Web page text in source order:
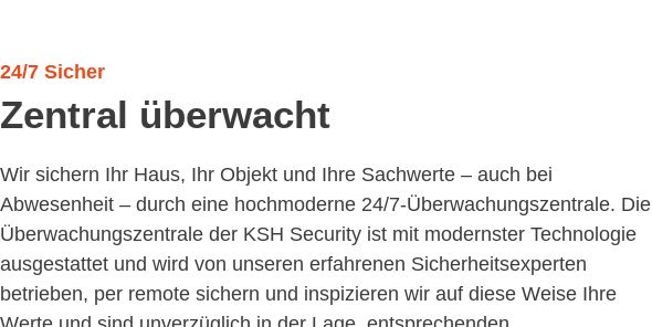
24/7 Sicher
Zentral überwacht
Wir sichern Ihr Haus, Ihr Objekt und Ihre Sachwerte – auch bei
Abwesenheit – durch eine hochmoderne 24/7-Überwachungszentrale. Die
Überwachungszentrale der KSH Security ist mit modernster Technologie
ausgestattet und wird von unseren erfahrenen Sicherheitsexperten
betrieben, per remote sichern und inspizieren wir auf diese Weise Ihre